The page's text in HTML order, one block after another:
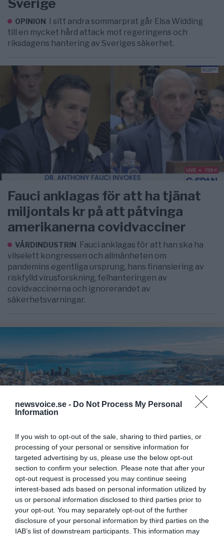
newsvoice.se - Do Not Process My Personal
Information
If you wish to opt-out of the sale, sharing to third parties, or
processing of your personal or sensitive information for
targeted advertising by us, please use the below opt-out
section to confirm your selection. Please note that after your
opt-out request is processed you may continue seeing
interest-based ads based on personal information utilized by
us or personal information disclosed to third parties prior to
your opt-out. You may separately opt-out of the further
disclosure of your personal information by third parties on the
IAB’s list of downstream participants. This information may
Sverige
OPINION I sitt andra sommarprat går Elsa Widding
till en mycket hård attack mot regeringens och
riksdagens hantering av Sveriges säkerhet.
Fauci anklagas för att ha tjänat
miljontals kr på att påtvinga
amerikanerna covidvacciner
VÅRDINDUSTRIN Fauci anklagas för att han ska ha
vilselett kongressen och allmänheten om
pandemins egentliga ursprung, hans finansiering av
riskfylld virusforskning, felhanteringen av
covidvaccinerna och ignorerandet av
säkerhetsvarningar.
Hur jämför sig onlinecasinon på
Island med Sverige?
UNDERHÅLLNING Onlinecasinon på Island liknar
svenska i spelutbud, men skiljer sig genom mindre
reglering, fler internationella aktörer och
varierande konsumentskydd.